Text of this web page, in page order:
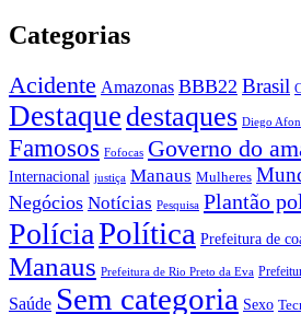
Categorias
Acidente Amazonas BBB22 Brasil
Destaque destaques Diego
Famosos Fofocas Governo do
Internacional justiça Manaus Mulheres
Negócios Notícias Pesquisa Plantão
PolíciaPolítica Prefeitura de
Manaus Prefeitura de Rio Preto da Eva
Saúde Sem categoria Sexo